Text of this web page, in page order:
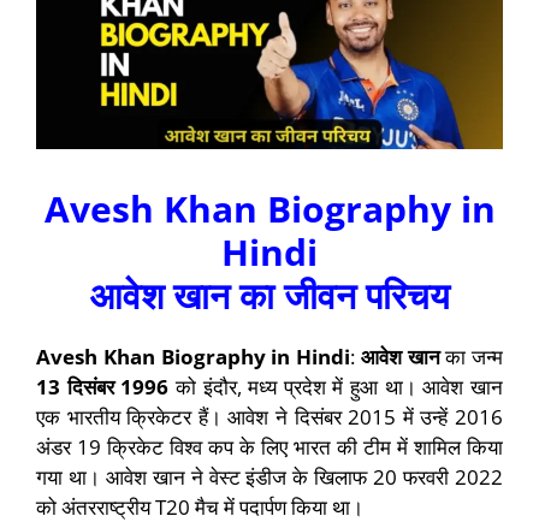
Avesh Khan Biography in
Hindi
आवेश खान का जीवन परिचय
Avesh Khan Biography in Hindi: आवेश खानका जन्म
13 दिसंबर 1996 को इंदौर, मध्य प्रदेश में हुआ था। आवेश खान
एक भारतीय क्रिकेटर हैं। आवेश ने दिसंबर 2015 में उन्हें 2016
अंडर 19 क्रिकेट विश्व कप के लिए भारत की टीम में शामिल किया
गया था। आवेश खान ने वेस्ट इंडीज के खिलाफ 20 फरवरी 2022
को अंतरराष्ट्रीय T20 मैच में पदार्पण किया था।